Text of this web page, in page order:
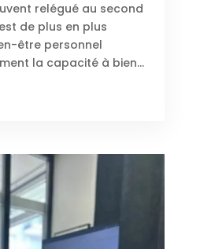
relégué au second
de plus en plus
être personnel
la capacité à bien...